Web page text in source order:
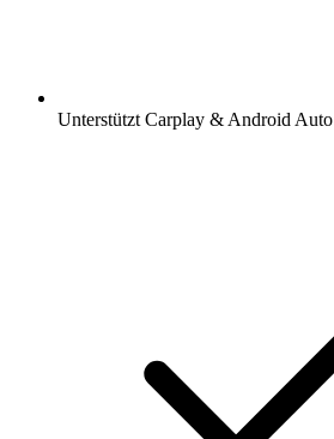
Unterstützt Carplay & Android Auto